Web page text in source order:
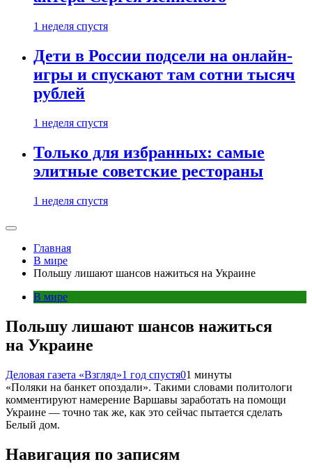
1 неделя спустя
Дети в России подсели на онлайн-
игры и спускают там сотни тысяч
рублей
1 неделя спустя
Только для избранных: самые
элитные советские рестораны
1 неделя спустя
Главная
В мире
Польшу лишают шансов нажиться на Украине
В мире
Польшу лишают шансов нажиться
на Украине
Деловая газета «Взгляд»1 год спустя01 минуты
«Поляки на банкет опоздали». Такими словами политологи
комментируют намерение Варшавы заработать на помощи
Украине — точно так же, как это сейчас пытается сделать
Белый дом.
Навигация по записям